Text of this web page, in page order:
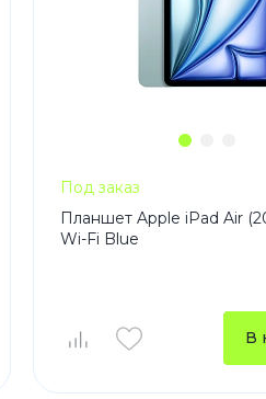
Под заказ
Планшет Apple iPad Air
Wi-Fi Blue
В